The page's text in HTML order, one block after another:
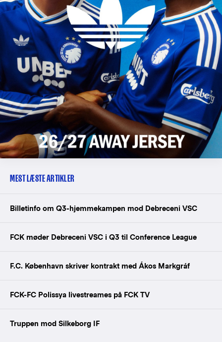
MEST LÆSTE ARTIKLER
Billetinfo om Q3-hjemmekampen mod Debreceni VSC
FCK møder Debreceni VSC i Q3 til Conference League
F.C. København skriver kontrakt med Ákos Markgráf
FCK-FC Polissya livestreames på FCK TV
Truppen mod Silkeborg IF